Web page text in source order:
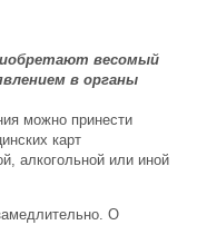
весомый
в органы
можно принести
карт
алкогольной или иной
О